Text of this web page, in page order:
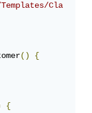
Cla
()
{
{